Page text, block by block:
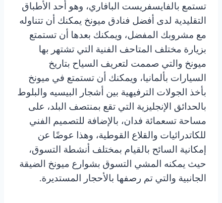
تستمع بالفايسفريست البافاري، وهو أحد الأطباق
التقليدية لدى أفضل فنادق ميونخ يمكنك أن تتناوله
مع مشروبك المفضل، ويمكنك بعدها أن تستمتع
بزيارة مختلف المتاحف الفنية التي تشتهر بها
ميونخ والتي صممت لتعريف السياح بتاريخ
السيارات بألمانيا، ويمكنك أن تستمتع في ميونخ
بأخذ الجولات الترفيهية بين أشجار البيسيه والبلوط
بالحدائق الإنجليزية التي تقع بمنتصف البلد، على
مساحة تسعمائة فدان، بالإضافة للتصميم الفني
للكاتدرائيات والقلاع القوطية، وهذا عوضًا عن
إمكانية السائح بالقيام بمختلف أنشطة التسوق،
حيث يمكنه المشي التسوق بشوارع ميونخ الضيقة
الجانبية والتي تم رصفها بالأحجار المستديرة.